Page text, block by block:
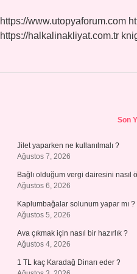
https://www.utopyaforum.com
https://halkalinakliyat.com.tr
Son
Jilet yaparken ne kullanılmalı ?
Ağustos 7, 2026
Bağlı olduğum vergi dairesini nasıl
Ağustos 6, 2026
Kaplumbağalar solunum yapar mı ?
Ağustos 5, 2026
Ava çıkmak için nasıl bir hazırlık ?
Ağustos 4, 2026
1 TL kaç Karadağ Dinarı eder ?